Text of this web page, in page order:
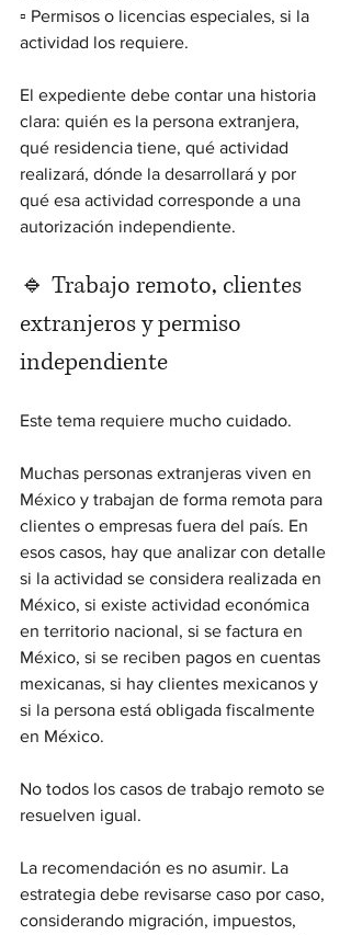
▫️ Permisos o licencias especiales, si la
actividad los requiere.
El expediente debe contar una historia
clara: quién es la persona extranjera,
qué residencia tiene, qué actividad
realizará, dónde la desarrollará y por
qué esa actividad corresponde a una
autorización independiente.
🔹 Trabajo remoto, clientes
extranjeros y permiso
independiente
Este tema requiere mucho cuidado.
Muchas personas extranjeras viven en
México y trabajan de forma remota para
clientes o empresas fuera del país. En
esos casos, hay que analizar con detalle
si la actividad se considera realizada en
México, si existe actividad económica
en territorio nacional, si se factura en
México, si se reciben pagos en cuentas
mexicanas, si hay clientes mexicanos y
si la persona está obligada fiscalmente
en México.
No todos los casos de trabajo remoto se
resuelven igual.
La recomendación es no asumir. La
estrategia debe revisarse caso por caso,
considerando migración, impuestos,